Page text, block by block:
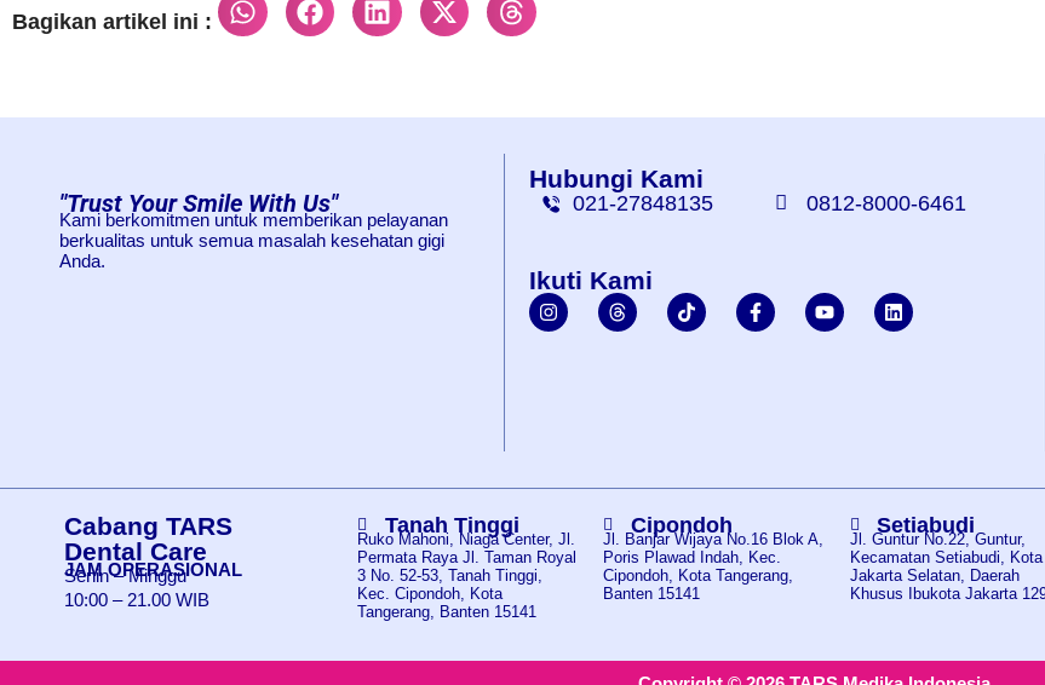
Bagikan artikel ini :
"Trust Your Smile With Us"
Kami berkomitmen untuk memberikan pelayanan
berkualitas untuk semua masalah kesehatan gigi
Anda.
Hubungi Kami
021-27848135 0812-8000-6461
Ikuti Kami
Cabang TARS
Dental Care
JAM OPERASIONAL
Senin – Minggu
10:00 – 21.00 WIB
Tanah Tinggi
Ruko Mahoni, Niaga Center, Jl.
Permata Raya Jl. Taman Royal
3 No. 52-53, Tanah Tinggi,
Kec. Cipondoh, Kota
Tangerang, Banten 15141
Cipondoh
Jl. Banjar Wijaya No.16 Blok A,
Poris Plawad Indah, Kec.
Cipondoh, Kota Tangerang,
Banten 15141
Setiabudi
Jl. Guntur No.22, Guntur,
Kecamatan Setiabudi, Kota
Jakarta Selatan, Daerah
Khusus Ibukota Jakarta